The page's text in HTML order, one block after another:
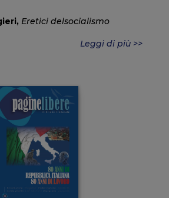
Eretici delsocialismo
Leggi di più >>